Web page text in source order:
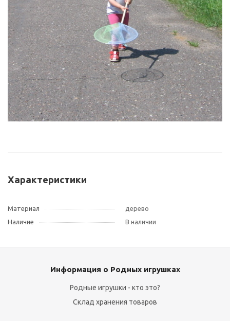
Характеристики
Материал
дерево
Наличие
В наличии
Информация о Родных игрушках
Родные игрушки - кто это?
Склад хранения товаров